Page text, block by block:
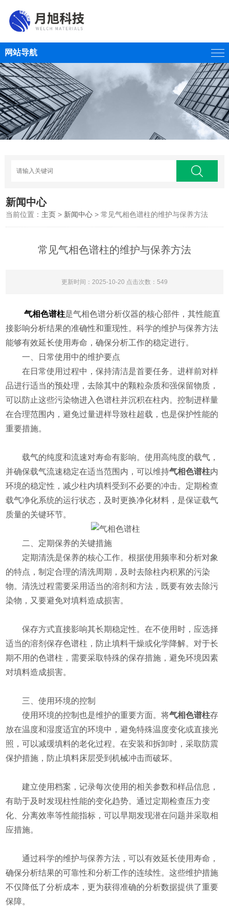
网站导航
新闻中心
当前位置： 主页 > 新闻中心 > 常见气相色谱柱的维护与保养方法
常见气相色谱柱的维护与保养方法
更新时间：2025-10-20 点击次数：549
气相色谱柱是气相色谱分析仪器的核心部件，其性能直
接影响分析结果的准确性和重现性。科学的维护与保养方法
能够有效延长使用寿命，确保分析工作的稳定进行。
​​一、日常使用中的维护要点​​
在日常使用过程中，保持清洁是首要任务。进样前对样
品进行适当的预处理，去除其中的颗粒杂质和强保留物质，
可以防止这些污染物进入色谱柱并沉积在柱内。控制进样量
在合理范围内，避免过量进样导致柱超载，也是保护性能的
重要措施。
载气的纯度和流速对寿命有影响。使用高纯度的载气，
并确保载气流速稳定在适当范围内，可以维持气相色谱柱内
环境的稳定性，减少柱内填料受到不必要的冲击。定期检查
载气净化系统的运行状态，及时更换净化材料，是保证载气
质量的关键环节。
​​二、定期保养的关键措施​​
定期清洗是保养的核心工作。根据使用频率和分析对象
的特点，制定合理的清洗周期，及时去除柱内积累的污染
物。清洗过程需要采用适当的溶剂和方法，既要有效去除污
染物，又要避免对填料造成损害。
保存方式直接影响其长期稳定性。在不使用时，应选择
适当的溶剂保存色谱柱，防止填料干燥或化学降解。对于长
期不用的色谱柱，需要采取特殊的保存措施，避免环境因素
对填料造成损害。
​​三、使用环境的控制​​
使用环境的控制也是维护的重要方面。将气相色谱柱存
放在温度和湿度适宜的环境中，避免特殊温度变化或直接光
照，可以减缓填料的老化过程。在安装和拆卸时，采取防震
保护措施，防止填料床层受到机械冲击而破坏。
建立使用档案，记录每次使用的相关参数和样品信息，
有助于及时发现柱性能的变化趋势。通过定期检查压力变
化、分离效率等性能指标，可以早期发现潜在问题并采取相
应措施。
通过科学的维护与保养方法，可以有效延长使用寿命，
确保分析结果的可靠性和分析工作的连续性。这些维护措施
不仅降低了分析成本，更为获得准确的分析数据提供了重要
保障。